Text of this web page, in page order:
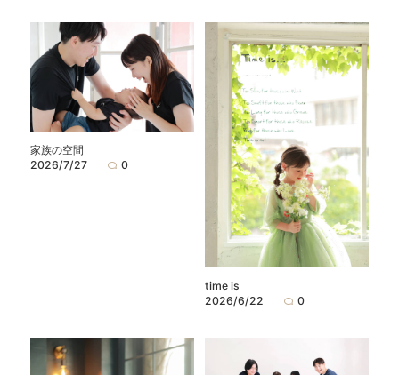
家族の空間
2026/7/27
0
time is
2026/6/22
0